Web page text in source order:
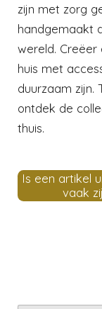
zijn met zorg
handgemaakt
wereld. Creëer
huis met
duurzaam zijn.
ontdek de
thuis.
Is een artikel
vaak